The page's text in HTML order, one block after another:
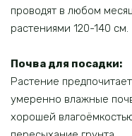
проводят в любом
растениями 120-140 см.
Почва для посадки:
Растение
умеренно влажные
хорошей